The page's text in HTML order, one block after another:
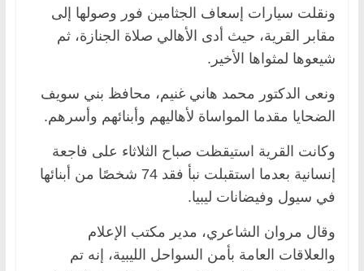
ونقلت سيارات إسعاف الجثامين فور وصولها إلى
مقابر القرية، حيث أدى الأهالي صلاة الجنازة، ثم
شيعوها لمثواها الأخير.
ونعى الدكتور محمد هاني غنيم، محافظ بني سويف
الضحايا مقدما المواساة لأهاليهم وأبنائهم وأسرهم.
وكانت القرية استيقظت صباح الثلاثاء على فاجعة
إنسانية بعدما استقبلت نبأ فقد 74 شخصًا من أبنائها
في سيول وفيضانات ليبيا.
وقال مروان الشاعري، مدير مكتب الإعلام
والعلاقات العامة بأمن السواحل الليبية، إنه تم